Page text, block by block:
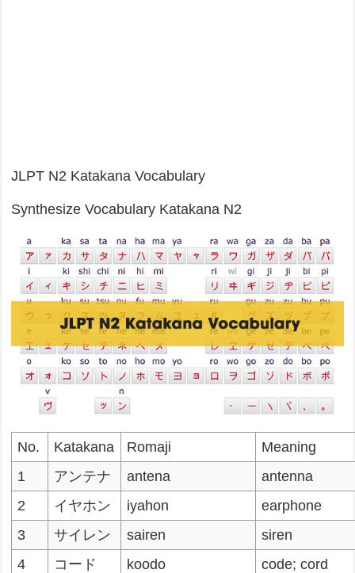
JLPT N2 Katakana Vocabulary
Synthesize Vocabulary Katakana N2
No. Katakana Romaji
Meaning
1
アンテナ antena
antenna
2
イヤホン iyahon
earphone
3
サイレン sairen
siren
4
コード koodo
code; cord